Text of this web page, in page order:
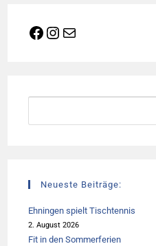
Facebook
Instagram
E-Mail
Neueste Beiträge:
Ehningen spielt Tischtennis
2. August 2026
Fit in den Sommerferien